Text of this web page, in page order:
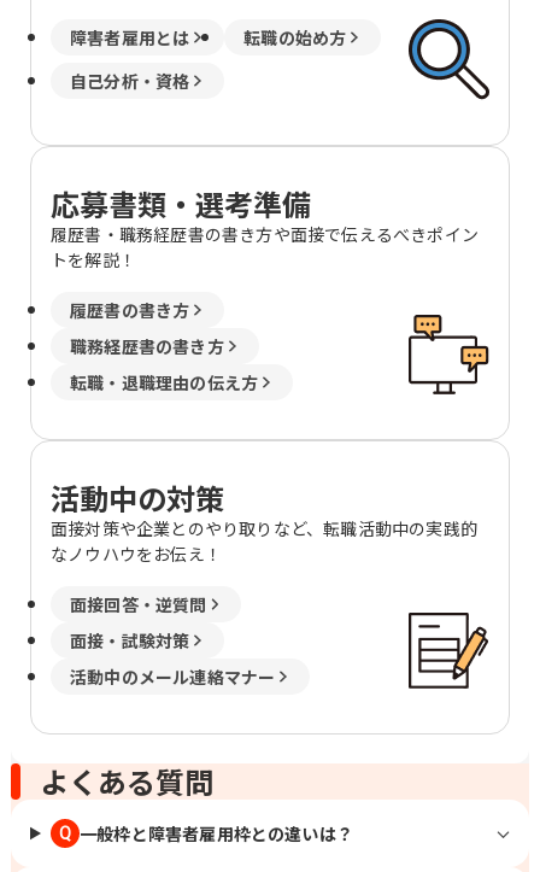
障害者雇用とは
転職の始め方
自己分析・資格
応募書類・選考準備
履歴書・職務経歴書の書き方や面接で伝えるべきポイン
トを解説！
履歴書の書き方
職務経歴書の書き方
転職・退職理由の伝え方
活動中の対策
面接対策や企業とのやり取りなど、転職活動中の実践的
なノウハウをお伝え！
面接回答・逆質問
面接・試験対策
活動中のメール連絡マナー
よくある質問
Q 一般枠と障害者雇用枠との違いは？